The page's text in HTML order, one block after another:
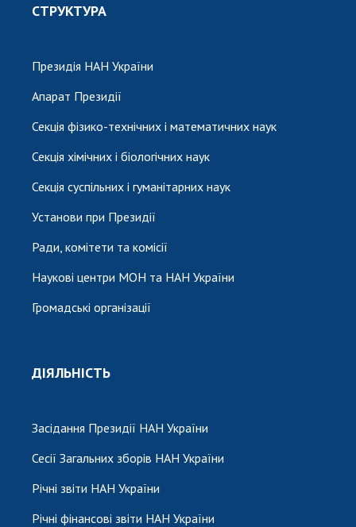
СТРУКТУРА
Президія НАН України
Апарат Президії
Секція фізико-технічних і математичних наук
Секція хімічних і біологічних наук
Секція суспільних і гуманітарних наук
Установи при Президії
Ради, комітети та комісії
Наукові центри МОН та НАН України
Громадські організації
ДІЯЛЬНІСТЬ
Засідання Президії НАН України
Сесії Загальних зборів НАН України
Річні звіти НАН України
Річні фінансові звіти НАН України